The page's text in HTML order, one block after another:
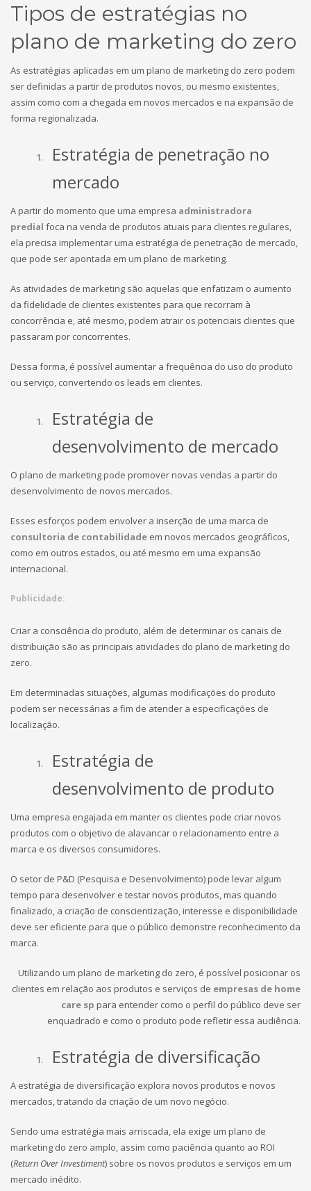
Tipos de estratégias no
plano de marketing do zero
As estratégias aplicadas em um plano de marketing do zero podem
ser definidas a partir de produtos novos, ou mesmo existentes,
assim como com a chegada em novos mercados e na expansão de
forma regionalizada.
Estratégia de penetração no
mercado
A partir do momento que uma empresa administradora
predial foca na venda de produtos atuais para clientes regulares,
ela precisa implementar uma estratégia de penetração de mercado,
que pode ser apontada em um plano de marketing.
As atividades de marketing são aquelas que enfatizam o aumento
da fidelidade de clientes existentes para que recorram à
concorrência e, até mesmo, podem atrair os potenciais clientes que
passaram por concorrentes.
Dessa forma, é possível aumentar a frequência do uso do produto
ou serviço, convertendo os leads em clientes.
Estratégia de
desenvolvimento de mercado
O plano de marketing pode promover novas vendas a partir do
desenvolvimento de novos mercados.
Esses esforços podem envolver a inserção de uma marca de
consultoria de contabilidade em novos mercados geográficos,
como em outros estados, ou até mesmo em uma expansão
internacional.
Publicidade:
Criar a consciência do produto, além de determinar os canais de
distribuição são as principais atividades do plano de marketing do
zero.
Em determinadas situações, algumas modificações do produto
podem ser necessárias a fim de atender a especificações de
localização.
Estratégia de
desenvolvimento de produto
Uma empresa engajada em manter os clientes pode criar novos
produtos com o objetivo de alavancar o relacionamento entre a
marca e os diversos consumidores.
O setor de P&D (Pesquisa e Desenvolvimento) pode levar algum
tempo para desenvolver e testar novos produtos, mas quando
finalizado, a criação de conscientização, interesse e disponibilidade
deve ser eficiente para que o público demonstre reconhecimento da
marca.
Utilizando um plano de marketing do zero, é possível posicionar os
clientes em relação aos produtos e serviços de empresas de home
care sp para entender como o perfil do público deve ser
enquadrado e como o produto pode refletir essa audiência.
Estratégia de diversificação
A estratégia de diversificação explora novos produtos e novos
mercados, tratando da criação de um novo negócio.
Sendo uma estratégia mais arriscada, ela exige um plano de
marketing do zero amplo, assim como paciência quanto ao ROI
(Return Over Investiment) sobre os novos produtos e serviços em um
mercado inédito.